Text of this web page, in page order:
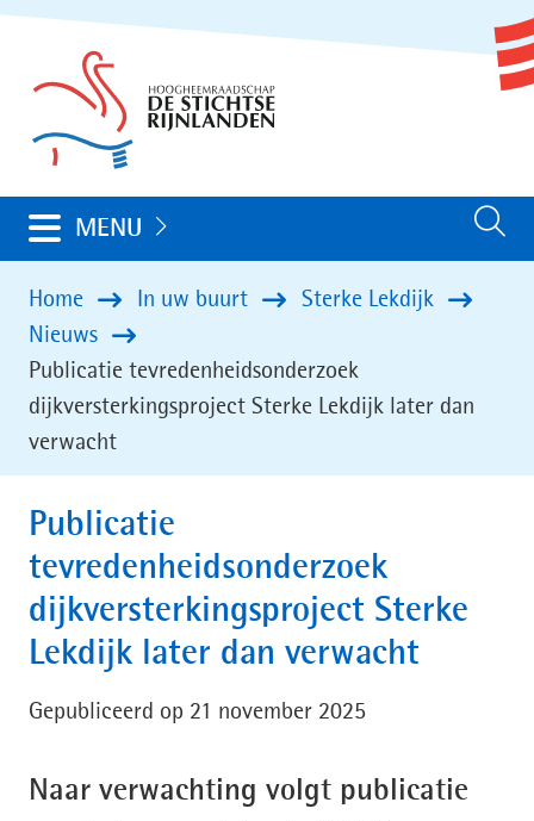
MENU Uitklappen Zoeken
Home In uw buurt
Sterke Lekdijk
Nieuws
Publicatie tevredenheidsonderzoek
dijkversterkingsproject Sterke Lekdijk later dan
verwacht
Publicatie
tevredenheidsonderzoek
dijkversterkingsproject Sterke
Lekdijk later dan verwacht
Gepubliceerd op 21 november 2025
Naar verwachting volgt publicatie